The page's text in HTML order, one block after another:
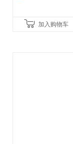
加入购物车